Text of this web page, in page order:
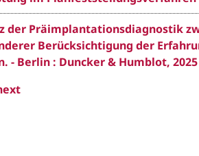
der Präimplantationsdiagnostik
Berücksichtigung der
- Berlin : Duncker & Humblot, 2025